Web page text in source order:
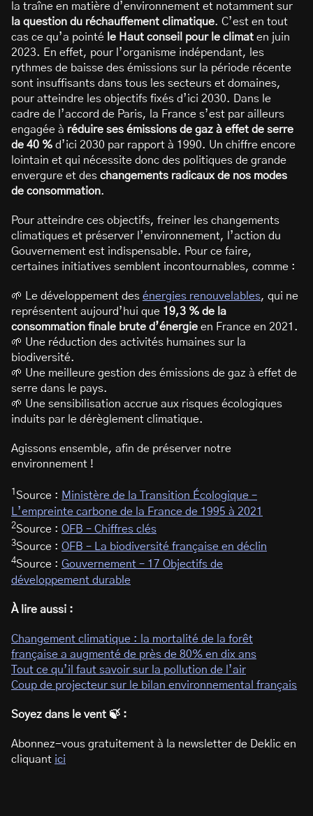
la traîne en matière d’environnement et notamment sur
la question du réchauffement climatique. C’est en tout
cas ce qu’a pointé le Haut conseil pour le climat en juin
2023. En effet, pour l’organisme indépendant, les
rythmes de baisse des émissions sur la période récente
sont insuffisants dans tous les secteurs et domaines,
pour atteindre les objectifs fixés d’ici 2030. Dans le
cadre de l’accord de Paris, la France s’est par ailleurs
engagée à réduire ses émissions de gaz à effet de serre
de 40 % d’ici 2030 par rapport à 1990. Un chiffre encore
lointain et qui nécessite donc des politiques de grande
envergure et des changements radicaux de nos modes
de consommation.
Pour atteindre ces objectifs, freiner les changements
climatiques et préserver l’environnement, l’action du
Gouvernement est indispensable. Pour ce faire,
certaines initiatives semblent incontournables, comme :
🌱 Le développement des énergies renouvelables, qui ne
représentent aujourd’hui que 19,3 % de la
consommation finale brute d’énergie en France en 2021.
🌱 Une réduction des activités humaines sur la
biodiversité.
🌱 Une meilleure gestion des émissions de gaz à effet de
serre dans le pays.
🌱 Une sensibilisation accrue aux risques écologiques
induits par le dérèglement climatique.
Agissons ensemble, afin de préserver notre
environnement !
1 Source : Ministère de la Transition Écologique –
L’empreinte carbone de la France de 1995 à 2021
2Source : OFB – Chiffres clés
3Source : OFB – La biodiversité française en déclin
4Source : Gouvernement – 17 Objectifs de
développement durable
À lire aussi :
Changement climatique : la mortalité de la forêt
française a augmenté de près de 80% en dix ans
Tout ce qu’il faut savoir sur la pollution de l’air
Coup de projecteur sur le bilan environnemental français
Soyez dans le vent 🍃 :
Abonnez-vous gratuitement à la newsletter de Deklic en
cliquant ici